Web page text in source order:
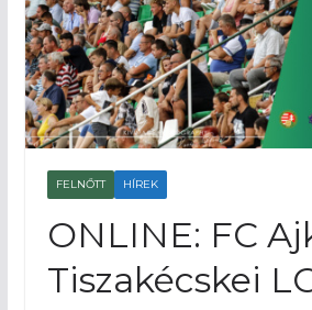
FELNŐTT HÍREK
ONLINE: FC
Tiszakécskei